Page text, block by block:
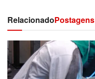
RelacionadoPostagens